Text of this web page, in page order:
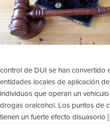
control de DUI se han convertido
entidades locales de aplicación
individuos que operan un
drogas oralcohol. Los puntos de
tienen un fuerte efecto disuasorio